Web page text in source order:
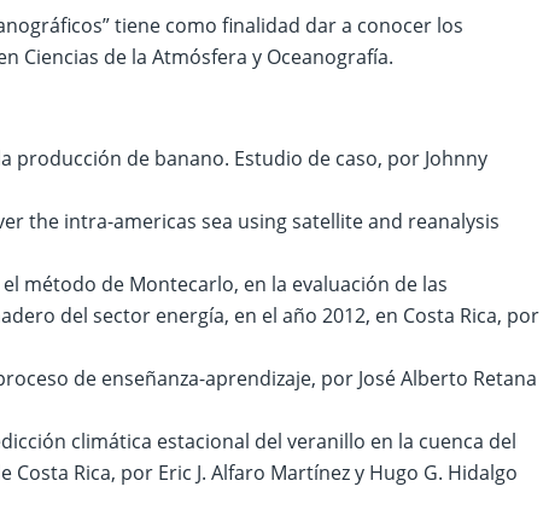
tiene como finalidad dar a conocer los
Ciencias de la Atmósfera y Oceanografía.
producción de banano. Estudio de caso, por Johnny
the intra-americas sea using satellite and reanalysis
método de Montecarlo, en la evaluación de las
del sector energía, en el año 2012, en Costa Rica, por
de enseñanza-aprendizaje, por José Alberto Retana
climática estacional del veranillo en la cuenca del
Rica, por Eric J. Alfaro Martínez y Hugo G. Hidalgo